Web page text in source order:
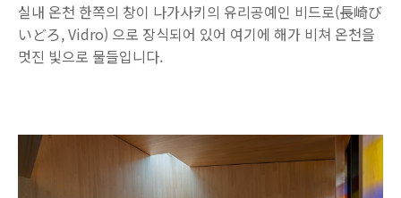
실내 온천 한쪽의 창이 나가사키의 유리공예인 비드로(長崎び
いどろ, Vidro) 으로 장식되어 있어 여기에 해가 비쳐 온천을
멋진 빛으로 물들입니다.